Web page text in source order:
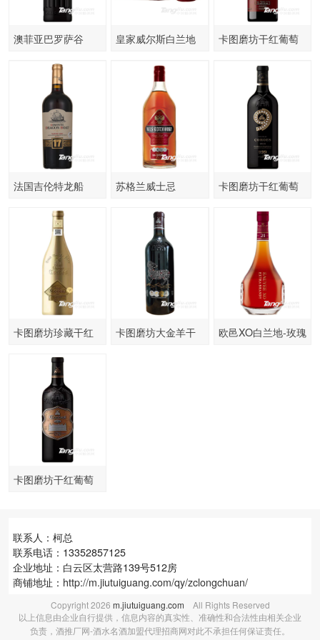
澳菲亚巴罗萨谷
皇家威尔斯白兰地
卡图磨坊干红葡萄
法国吉伦特龙船 苏格兰威士忌
卡图磨坊干红葡萄
卡图磨坊珍藏干红
卡图磨坊大金羊干
欧邑XO白兰地-玫瑰
卡图磨坊干红葡萄
联系人：柯总
联系电话：13352857125
企业地址：白云区太营路139号512房
商铺地址： http://m.jiutuiguang.com/qy/zclongchuan/
Copyright2026 m.jiutuiguang.com All Rights Reserved
以上信息由企业自行提供，信息内容的真实性、准确性和合法性由相关企业
负责，酒推厂网-酒水名酒加盟代理招商网对此不承担任何保证责任。